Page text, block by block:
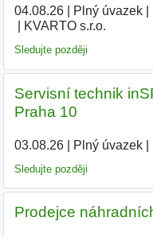
04.08.26| Plný úvazek|
KVARTO s.r.o.
Sledujte později
Servisní technik
Praha 10
03.08.26| Plný úvazek|
Sledujte později
Prodejce